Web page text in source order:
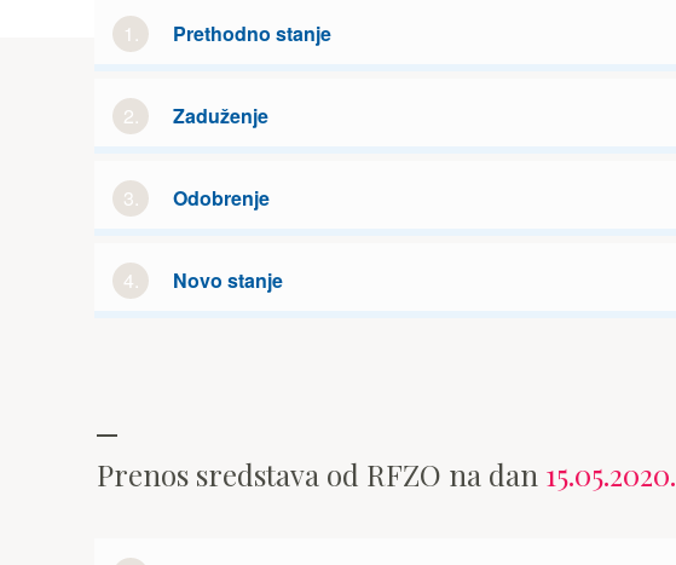
1. Prethodno stanje
2. Zaduženje
3. Odobrenje
4. Novo stanje
Prenos sredstava od RFZO na dan 15.05.2020.